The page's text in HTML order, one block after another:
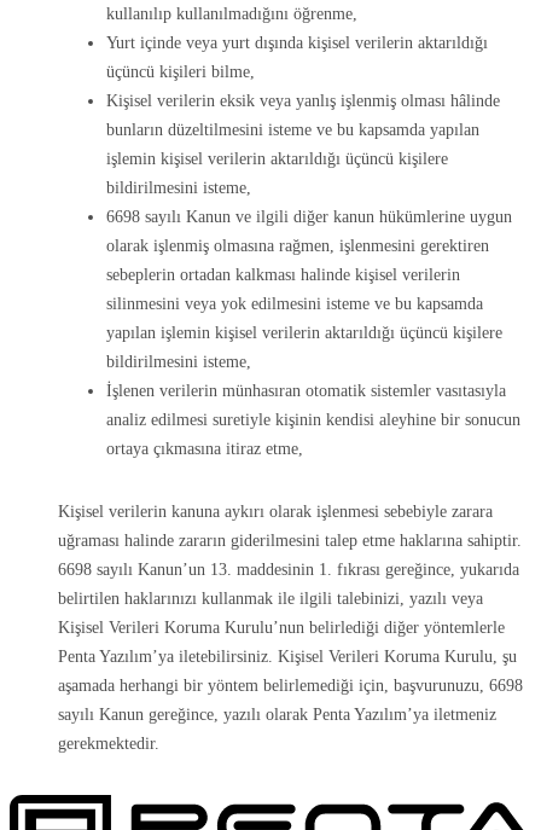
kullanılıp kullanılmadığını öğrenme,
Yurt içinde veya yurt dışında kişisel verilerin aktarıldığı
üçüncü kişileri bilme,
Kişisel verilerin eksik veya yanlış işlenmiş olması hâlinde
bunların düzeltilmesini isteme ve bu kapsamda yapılan
işlemin kişisel verilerin aktarıldığı üçüncü kişilere
bildirilmesini isteme,
6698 sayılı Kanun ve ilgili diğer kanun hükümlerine uygun
olarak işlenmiş olmasına rağmen, işlenmesini gerektiren
sebeplerin ortadan kalkması halinde kişisel verilerin
silinmesini veya yok edilmesini isteme ve bu kapsamda
yapılan işlemin kişisel verilerin aktarıldığı üçüncü kişilere
bildirilmesini isteme,
İşlenen verilerin münhasıran otomatik sistemler vasıtasıyla
analiz edilmesi suretiyle kişinin kendisi aleyhine bir sonucun
ortaya çıkmasına itiraz etme,
Kişisel verilerin kanuna aykırı olarak işlenmesi sebebiyle zarara
uğraması halinde zararın giderilmesini talep etme haklarına sahiptir.
6698 sayılı Kanun’un 13. maddesinin 1. fıkrası gereğince, yukarıda
belirtilen haklarınızı kullanmak ile ilgili talebinizi, yazılı veya
Kişisel Verileri Koruma Kurulu’nun belirlediği diğer yöntemlerle
Penta Yazılım’ya iletebilirsiniz. Kişisel Verileri Koruma Kurulu, şu
aşamada herhangi bir yöntem belirlemediği için, başvurunuzu, 6698
sayılı Kanun gereğince, yazılı olarak Penta Yazılım’ya iletmeniz
gerekmektedir.